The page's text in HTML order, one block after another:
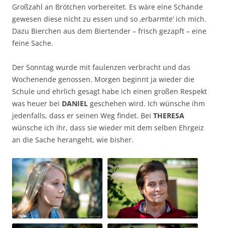
Großzahl an Brötchen vorbereitet. Es wäre eine Schande
gewesen diese nicht zu essen und so ‚erbarmte‘ ich mich.
Dazu Bierchen aus dem Biertender – frisch gezapft – eine
feine Sache.
Der Sonntag wurde mit faulenzen verbracht und das
Wochenende genossen. Morgen beginnt ja wieder die
Schule und ehrlich gesagt habe ich einen großen Respekt
was heuer bei DANIEL geschehen wird. Ich wünsche ihm
jedenfalls, dass er seinen Weg findet. Bei THERESA
wünsche ich ihr, dass sie wieder mit dem selben Ehrgeiz
an die Sache herangeht, wie bisher.